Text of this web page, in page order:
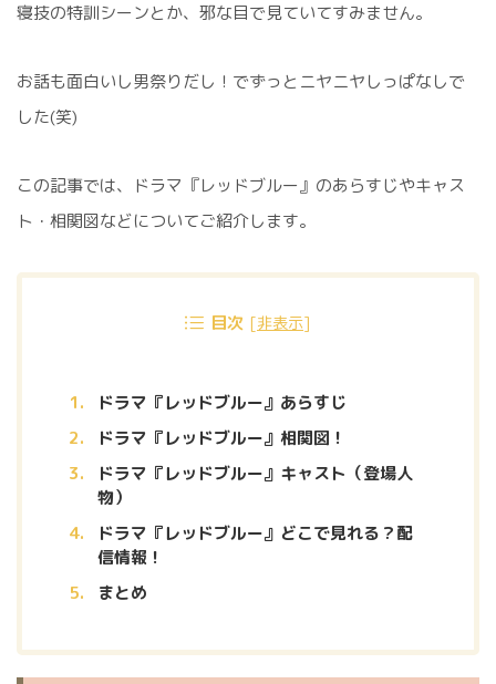
寝技の特訓シーンとか、邪な目で見ていてすみません。
お話も面白いし男祭りだし！でずっとニヤニヤしっぱなしで
した(笑)
この記事では、ドラマ『レッドブルー』のあらすじやキャス
ト・相関図などについてご紹介します。
目次 [非表示]
ドラマ『レッドブルー』あらすじ
ドラマ『レッドブルー』相関図！
ドラマ『レッドブルー』キャスト（登場人
物）
ドラマ『レッドブルー』どこで見れる？配
信情報！
まとめ